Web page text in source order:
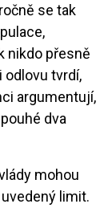
se tak
nikdo přesně
odlovu tvrdí,
argumentují,
dva
mohou
limit.